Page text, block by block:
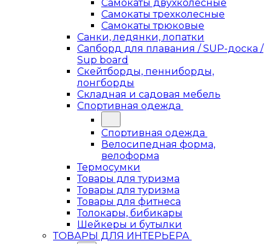
Самокаты двухколесные
Самокаты трехколесные
Самокаты трюковые
Санки, ледянки, лопатки
Сапборд для плавания / SUP-доска /
Sup board
Скейтборды, пенниборды,
лонгборды
Складная и садовая мебель
Спортивная одежда
Спортивная одежда
Велосипедная форма,
велоформа
Термосумки
Товары для туризма
Товары для туризма
Товары для фитнеса
Толокары, бибикары
Шейкеры и бутылки
ТОВАРЫ ДЛЯ ИНТЕРЬЕРА